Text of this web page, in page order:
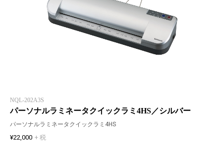
NQL-202A3S
パーソナルラミネータクイックラミ4HS／シルバー
パーソナルラミネータクイックラミ4HS
¥22,000 + 税